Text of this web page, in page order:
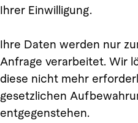
Ihrer Einwilligung.
Ihre Daten werden nur
Anfrage verarbeitet. Wir
diese nicht mehr
gesetzlichen
entgegenstehen.